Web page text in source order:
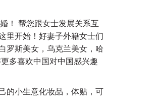
！ 帮您跟女士发展关系互
里开始！好妻子外籍女士们
罗斯美女，乌克兰美女，哈
多喜欢中国对中国感兴趣
的小生意化妆品，体贴，可